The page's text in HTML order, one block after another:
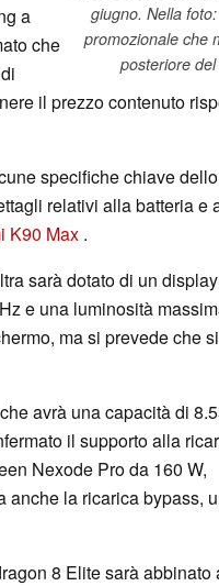
giugno. Nella
promozionale che
posteriore
a
che
il prezzo contenuto
specifiche chiave dello
relativi alla batteria e
K90 Max .
sarà dotato di un display
e una luminosità
ma si prevede che
avrà una capacità di
il supporto alla
Nexode Pro da 160 W,
anche la ricarica bypass,
8 Elite sarà abbinato